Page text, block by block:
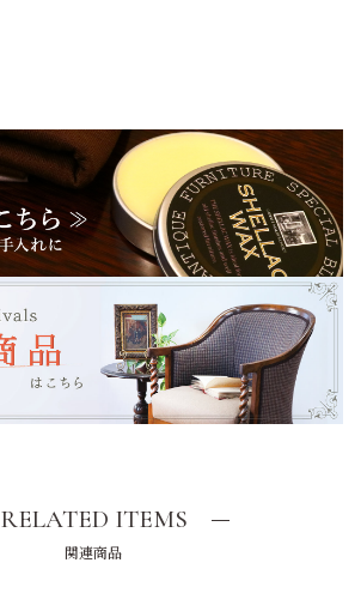
RELATED ITEMS
関連商品